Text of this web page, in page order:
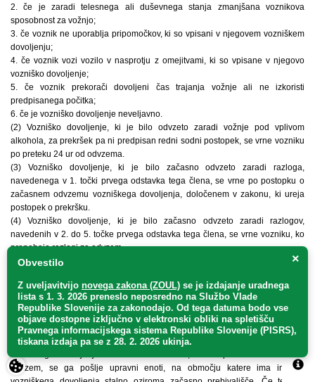
2. če je zaradi telesnega ali duševnega stanja zmanjšana voznikova
sposobnost za vožnjo;
3. če voznik ne uporablja pripomočkov, ki so vpisani v njegovem vozniškem
dovoljenju;
4. če voznik vozi vozilo v nasprotju z omejitvami, ki so vpisane v njegovo
vozniško dovoljenje;
5. če voznik prekorači dovoljeni čas trajanja vožnje ali ne izkoristi
predpisanega počitka;
6. če je vozniško dovoljenje neveljavno.
(2) Vozniško dovoljenje, ki je bilo odvzeto zaradi vožnje pod vplivom
alkohola, za prekršek pa ni predpisan redni sodni postopek, se vrne vozniku
po preteku 24 ur od odvzema.
(3) Vozniško dovoljenje, ki je bilo začasno odvzeto zaradi razloga,
navedenega v 1. točki prvega odstavka tega člena, se vrne po postopku o
začasnem odvzemu vozniškega dovoljenja, določenem v zakonu, ki ureja
postopek o prekršku.
(4) Vozniško dovoljenje, ki je bilo začasno odvzeto zaradi razlogov,
navedenih v 2. do 5. točke prvega odstavka tega člena, se vrne vozniku, ko
prenehajo razlogi za odvzem.
(5) Vozniško dovoljenje, ki je bilo začasno odvzeto zaradi razloga
na območju katere ima imetnik vozniškega dovoljenja stalno oziroma
začasno prebivališče. Če tega v Republiki Sloveniji nima, se pošlje upravni
enoti, na območju katere je imel imetnik vozniškega dovoljenja zadnje
prijavljeno stalno oziroma začasno prebivališče.
(6) Če imetnik vozniškega dovoljenja ne prevzame začasno odvzetega
vozniškega dovoljenja v treh dneh od dne, ko so prenehali razlogi za
odvzem, se ga pošlje upravni enoti, na območju katere ima imetnik
×
Obvestilo
Z uveljavitvijo novega zakona (ZOUL) se je izdajanje uradnega
lista s 1. 3. 2026 preneslo neposredno na Službo Vlade
Republike Slovenije za zakonodajo. Od tega datuma bodo vse
objave dostopne izključno v elektronski obliki na spletišču
Pravnega informacijskega sistema Republike Slovenije (PISRS),
tiskana izdaja pa se z 28. 2. 2026 ukinja.